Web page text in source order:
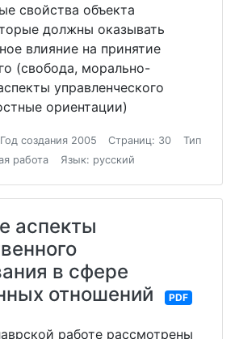
свойства объекта
должны оказывать
влияние на принятие
(свобода, морально-
управленческого
ориентации)
Год создания 2005 Страниц: 30
Тип
работа
Язык: русский
аспекты
в сфере
отношений
PDF
работе рассмотрены